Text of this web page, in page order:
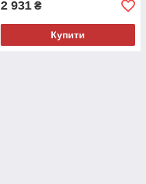
2 931 ₴
Купити